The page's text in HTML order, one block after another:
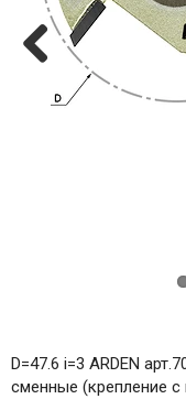
D=47.6 i=3 ARDEN
сменные (крепление